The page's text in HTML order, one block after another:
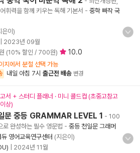
휘력을 함께 키우는 독해 기본서 - 중학 빠작 국
은이)
2023년 09월
(10% 할인 / 700원) 10.0
지에서 분철 선택 가능
내일 아침 7시 출근전 배송 변경
서 + 스터디 플래너 · 미니 콜드컵 (초중고참고
상)
문 중등 GRAMMAR LEVEL 1 - 100
로 완성하는 필수 영문법 - 중등 천일문 그래머
듀 영어교육연구센터 (지은이)
2024년 11월